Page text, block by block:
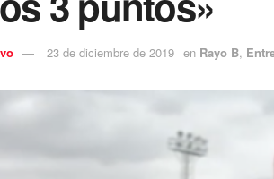
23 de diciembre de 2019 en Rayo B,